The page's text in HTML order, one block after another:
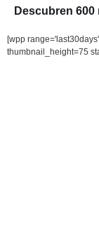
Descubren
[wpp
thumbnail_height=75